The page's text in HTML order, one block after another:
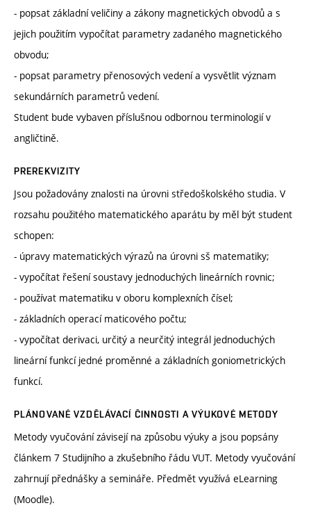
- popsat základní veličiny a zákony magnetických obvodů a s
jejich použitím vypočítat parametry zadaného magnetického
obvodu;
- popsat parametry přenosových vedení a vysvětlit význam
sekundárních parametrů vedení.
Student bude vybaven příslušnou odbornou terminologií v
angličtině.
PREREKVIZITY
Jsou požadovány znalosti na úrovni středoškolského studia. V
rozsahu použitého matematického aparátu by měl být student
schopen:
- úpravy matematických výrazů na úrovni sš matematiky;
- vypočítat řešení soustavy jednoduchých lineárních rovnic;
- používat matematiku v oboru komplexních čísel;
- základních operací maticového počtu;
- vypočítat derivaci, určitý a neurčitý integrál jednoduchých
lineární funkcí jedné proměnné a základních goniometrických
funkcí.
PLÁNOVANÉ VZDĚLÁVACÍ ČINNOSTI A VÝUKOVÉ METODY
Metody vyučování závisejí na způsobu výuky a jsou popsány
článkem 7 Studijního a zkušebního řádu VUT. Metody vyučování
zahrnují přednášky a semináře. Předmět využívá eLearning
(Moodle).